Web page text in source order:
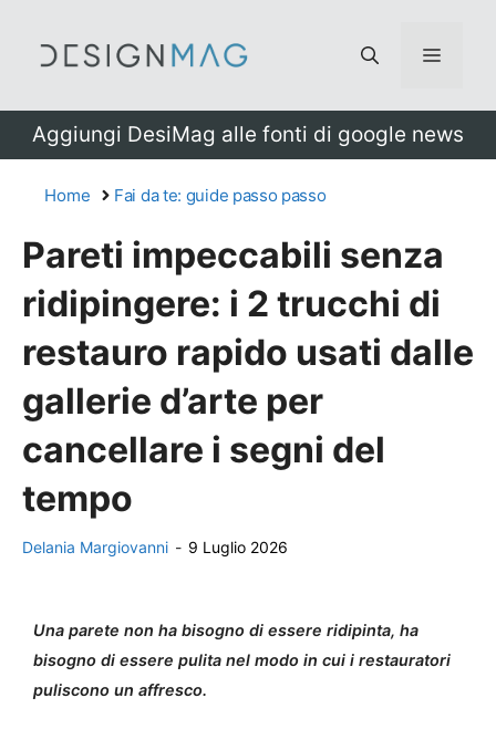
Menu
Aggiungi DesiMag alle fonti di google news
Home Fai da te: guide passo passo
Pareti impeccabili senza
ridipingere: i 2 trucchi di
restauro rapido usati dalle
gallerie d’arte per
cancellare i segni del
tempo
Delania Margiovanni - 9 Luglio 2026
Una parete non ha bisogno di essere ridipinta, ha
bisogno di essere pulita nel modo in cui i restauratori
puliscono un affresco.